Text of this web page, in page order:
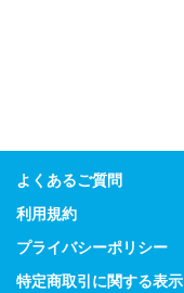
よくあるご質問
利用規約
プライバシーポリシー
特定商取引に関する表示